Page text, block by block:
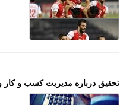
تحقیق درباره مدیریت کسب و کار